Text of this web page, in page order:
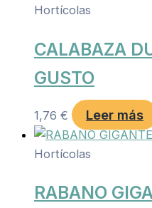
Hortícolas
CALABAZA
GUSTO
1,76 € Leer más
Hortícolas
RABANO